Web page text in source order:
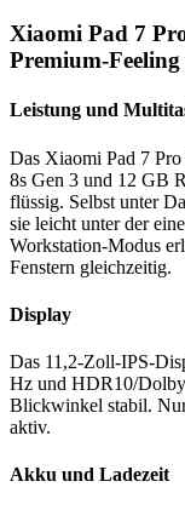
Xiaomi Pad 7
Premium-
Leistung und
Das Xiaomi Pad 7 Pro
8s Gen 3 und 12 GB
flüssig. Selbst unter
sie leicht unter der
Workstation-Modus
Fenstern gleichzeitig.
Display
Das 11,2-Zoll-IPS-
Hz und HDR10/
Blickwinkel stabil.
aktiv.
Akku und Ladezeit